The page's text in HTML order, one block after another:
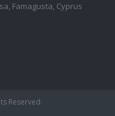
Famagusta, Cyprus
Reserved.